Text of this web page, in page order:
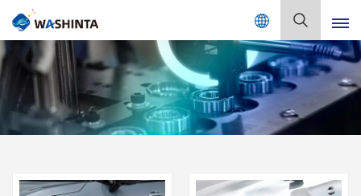
Mix Color Online
English
Français